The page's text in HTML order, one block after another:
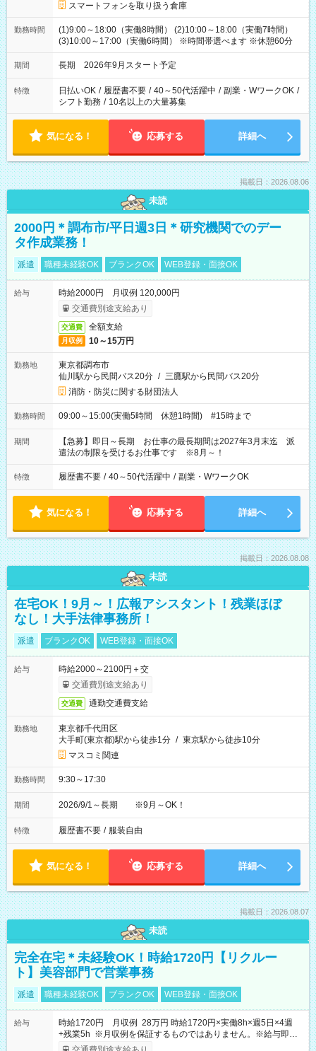
スマートフォンを取り扱う倉庫
勤務時間
(1)9:00～18:00（実働8時間） (2)10:00～18:00（実働7時間）
(3)10:00～17:00（実働6時間） ※時間帯選べます ※休憩60分
期間 長期 2026年9月スタート予定
特徴 日払いOK / 履歴書不要 / 40～50代活躍中 / 副業・WワークOK /
シフト勤務 / 10名以上の大量募集
気になる！ 応募する 詳細へ
掲載日：2026.08.06
未読
2000円＊調布市/平日週3日＊研究機関でのデー
タ作成業務！
派遣 職種未経験OK ブランクOK WEB登録・面接OK
給与
時給2000円 月収例 120,000円
交通費別途支給あり
交通費 全額支給
月収例 10～15万円
勤務地
東京都調布市
仙川駅から民間バス20分 / 三鷹駅から民間バス20分
消防・防災に関する財団法人
勤務時間 09:00～15:00(実働5時間 休憩1時間) #15時まで
期間
【急募】即日～長期 お仕事の最長期間は2027年3月末迄 派
遣法の制限を受けるお仕事です ※8月～！
特徴 履歴書不要 / 40～50代活躍中 / 副業・WワークOK
気になる！ 応募する 詳細へ
掲載日：2026.08.08
未読
在宅OK！9月～！広報アシスタント！残業ほぼ
なし！大手法律事務所！
派遣 ブランクOK WEB登録・面接OK
給与
時給2000～2100円＋交
交通費別途支給あり
交通費 通勤交通費支給
勤務地
東京都千代田区
大手町(東京都)駅から徒歩1分 / 東京駅から徒歩10分
マスコミ関連
勤務時間 9:30～17:30
期間 2026/9/1～長期 ※9月～OK！
特徴 履歴書不要 / 服装自由
気になる！ 応募する 詳細へ
掲載日：2026.08.07
未読
完全在宅＊未経験OK！時給1720円【リクルー
ト】美容部門で営業事務
派遣 職種未経験OK ブランクOK WEB登録・面接OK
給与
時給1720円 月収例 28万円 時給1720円×実働8h×週5日×4週
+残業5h ※月収例を保証するものではありません。※給与即受
取りサービス利用可（利用条件有）